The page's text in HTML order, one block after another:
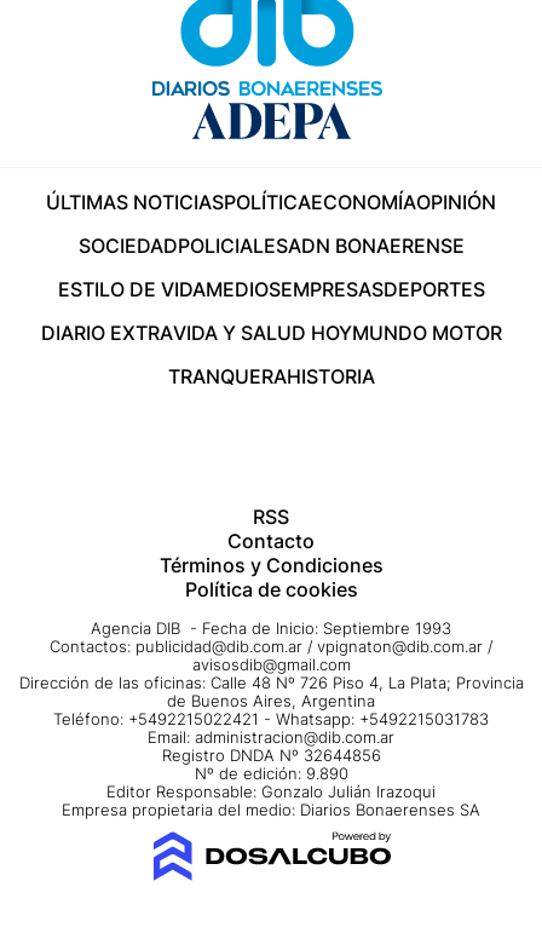
ÚLTIMAS NOTICIASPOLÍTICAECONOMÍAOPINIÓN
SOCIEDADPOLICIALESADN BONAERENSE
ESTILO DE VIDAMEDIOSEMPRESASDEPORTES
DIARIO EXTRAVIDA Y SALUD HOYMUNDO MOTOR
TRANQUERAHISTORIA
RSS
Contacto
Términos y Condiciones
Política de cookies
Agencia DIB - Fecha de Inicio: Septiembre 1993
Contactos: publicidad@dib.com.ar / vpignaton@dib.com.ar /
avisosdib@gmail.com
Dirección de las oficinas: Calle 48 Nº 726 Piso 4, La Plata; Provincia
de Buenos Aires, Argentina
Teléfono: +5492215022421 - Whatsapp: +5492215031783
Email: administracion@dib.com.ar
Registro DNDA Nº 32644856
Nº de edición: 9.890
Editor Responsable: Gonzalo Julián Irazoqui
Empresa propietaria del medio: Diarios Bonaerenses SA